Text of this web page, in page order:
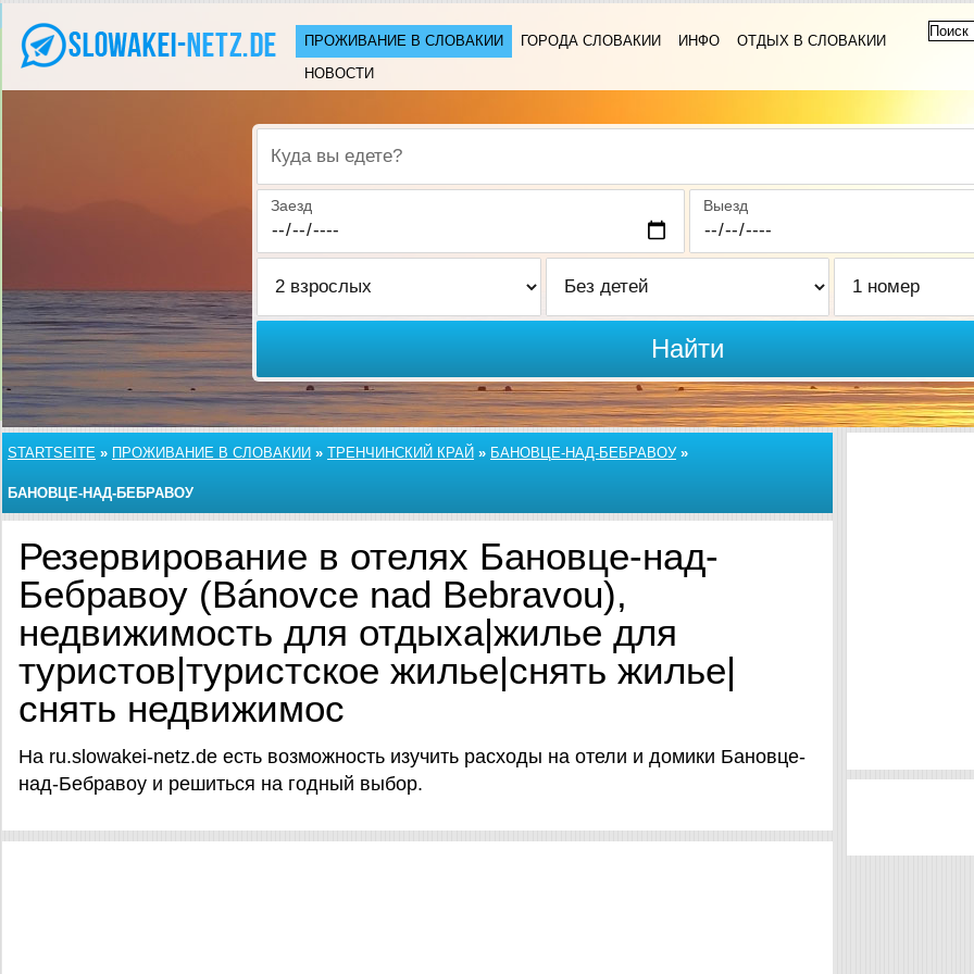
ПРОЖИВАНИЕ В СЛОВАКИИ ГОРОДА СЛОВАКИИ ИНФО
ОТДЫХ В СЛОВАКИИ
НОВОСТИ
Куда вы едете?
Заезд Выезд
Найти
STARTSEITE » ПРОЖИВАНИЕ В СЛОВАКИИ » ТРЕНЧИНСКИЙ КРАЙ » БАНОВЦЕ-НАД-БЕБРАВОУ»
БАНОВЦЕ-НАД-БЕБРАВОУ
Резервирование в отелях Бановце-над-
Бебравоу (Bánovce nad Bebravou),
недвижимость для отдыха|жилье для
туристов|туристское жилье|снять жилье|
снять недвижимос
На ru.slowakei-netz.de есть возможность изучить расходы на отели и домики Бановце-
над-Бебравоу и решиться на годный выбор.